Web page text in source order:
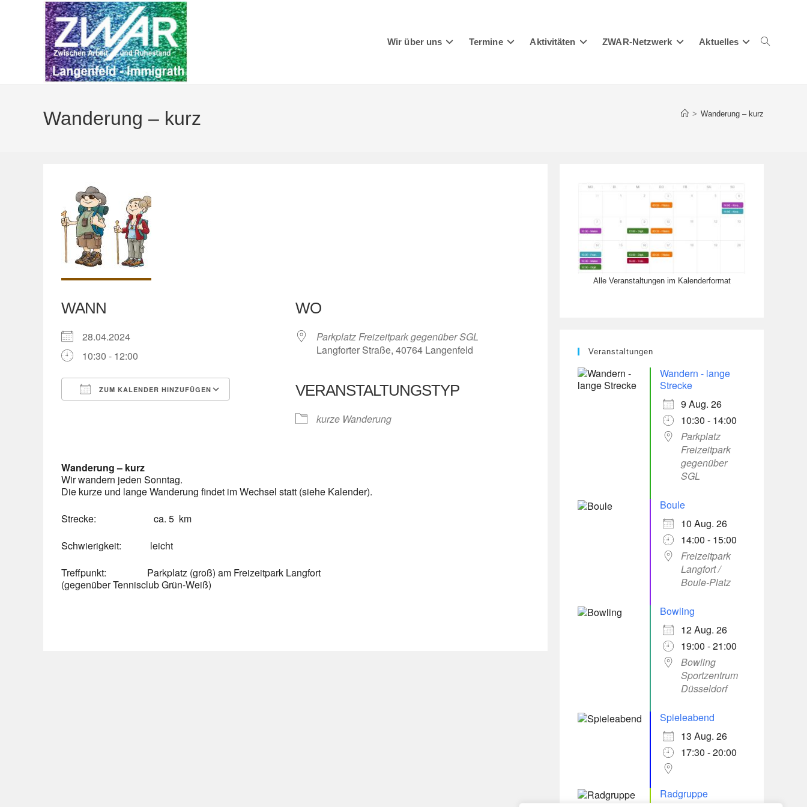
Wir über uns Termine Aktivitäten ZWAR-Netzwerk Aktuelles Website-
Wanderung – kurz > Wanderung – kurz
WANN
28.04.2024
10:30 - 12:00
ZUM KALENDER HINZUFÜGEN
Google Kalender Outlook Live
WO
Parkplatz Freizeitpark gegenüber SGL
Langforter Straße, 40764 Langenfeld
VERANSTALTUNGSTYP
kurze Wanderung
Wanderung – kurz
Wir wandern jeden Sonntag.
Die kurze und lange Wanderung findet im Wechsel statt (siehe Kalender).
Strecke: ca. 5 km
Schwierigkeit: leicht
Treffpunkt: Parkplatz (groß) am Freizeitpark Langfort
(gegenüber Tennisclub Grün-Weiß)
Alle Veranstaltungen im Kalenderformat
Veranstaltungen
Wandern - lange
Strecke
9 Aug. 26
10:30 - 14:00
Parkplatz
Freizeitpark
gegenüber
SGL
Boule
10 Aug. 26
14:00 - 15:00
Freizeitpark
Langfort /
Boule-Platz
Bowling
12 Aug. 26
19:00 - 21:00
Bowling
Sportzentrum
Düsseldorf
Spieleabend
13 Aug. 26
17:30 - 20:00
Radgruppe